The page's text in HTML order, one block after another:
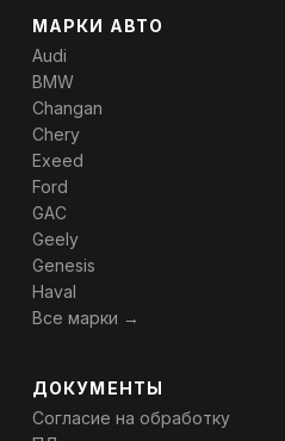
МАРКИ АВТО
Audi
BMW
Changan
Chery
Exeed
Ford
GAC
Geely
Genesis
Haval
Все марки →
ДОКУМЕНТЫ
Согласие на обработку